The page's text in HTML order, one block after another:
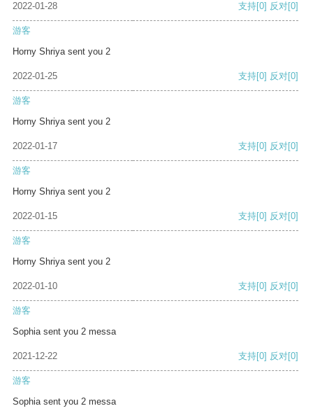
2022-01-28 支持[0] 反对[0]
游客
Horny Shriya sent you 2
2022-01-25 支持[0] 反对[0]
游客
Horny Shriya sent you 2
2022-01-17 支持[0] 反对[0]
游客
Horny Shriya sent you 2
2022-01-15 支持[0] 反对[0]
游客
Horny Shriya sent you 2
2022-01-10 支持[0] 反对[0]
游客
Sophia sent you 2 messa
2021-12-22 支持[0] 反对[0]
游客
Sophia sent you 2 messa